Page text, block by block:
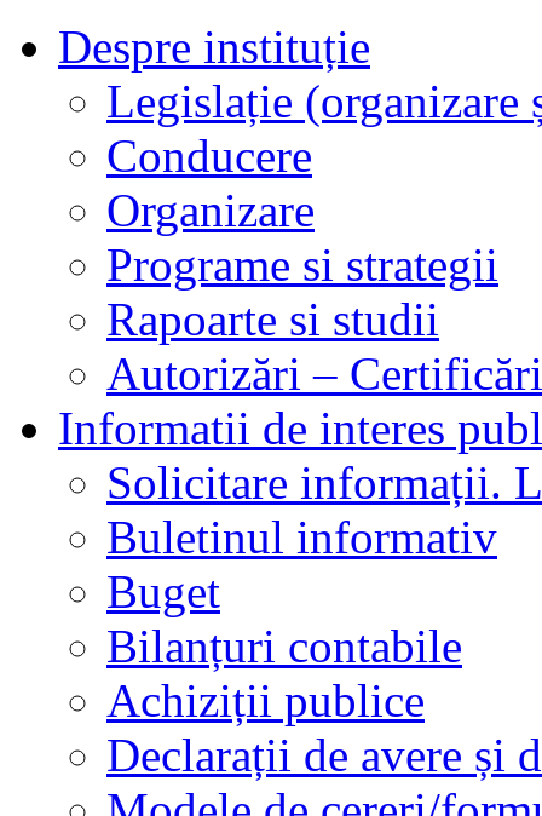
Despre instituție
Legislație
Conducere
Organizare
Programe si strategii
Rapoarte si studii
Autorizări –
Informatii de interes
Solicitare informații.
Buletinul informativ
Buget
Bilanțuri contabile
Achiziții publice
Declarații de avere și